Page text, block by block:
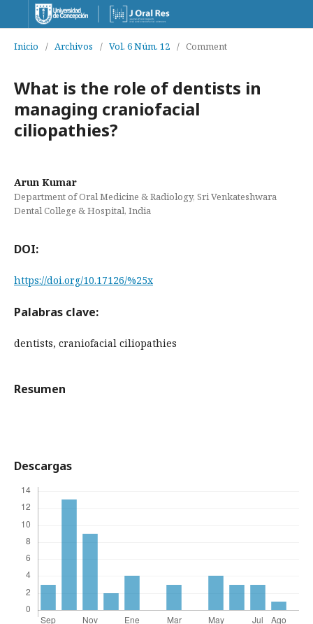
Inicio / Archivos / Vol. 6 Núm. 12 / Comment
What is the role of dentists in
managing craniofacial
ciliopathies?
Arun Kumar
Department of Oral Medicine & Radiology, Sri Venkateshwara
Dental College & Hospital, India
DOI:
https://doi.org/10.17126/%25x
Palabras clave:
dentists, craniofacial ciliopathies
Resumen
Descargas